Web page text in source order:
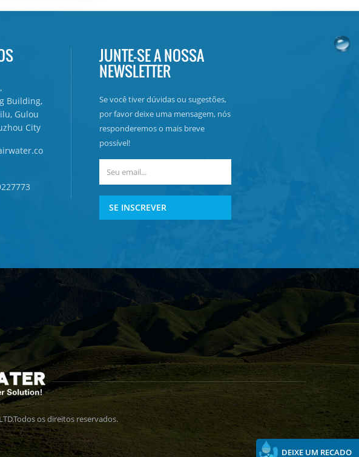
Building,
Gulou
City
JUNTE-SE A NOSSA
NEWSLETTER
Se você tiver dúvidas ou sugestões,
por favor deixe uma mensagem, nós
responderemos o mais breve
possível!
SE INSCREVER
os direitos reservados.
DEIXE UM RECADO